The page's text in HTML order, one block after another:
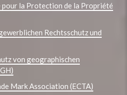
la Protection de la Propriété
Rechtsschutz und
von geographischen
Mark Association (ECTA)